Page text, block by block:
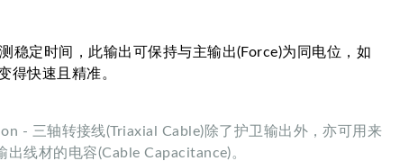
稳定时间，此输出可保持与主输出(Force)为同电位，如
得快速且精准。
- 三轴转接线(Triaxial Cable)除了护卫输出外，亦可用来
出线材的电容(Cable Capacitance)。